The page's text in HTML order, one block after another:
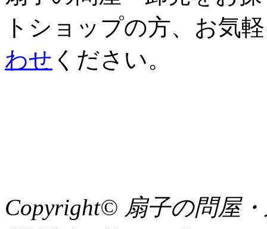
トショップの方、お気
わせ ください。
Copyright© 扇子の問屋